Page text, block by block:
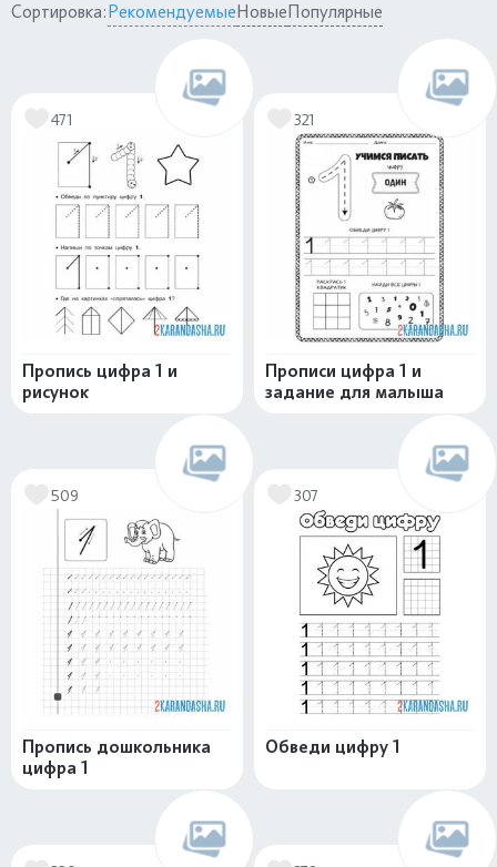
1.
Сортировка:РекомендуемыеНовыеПопулярные
471
Пропись цифра 1 и
рисунок
321
Прописи цифра 1 и
задание для малыша
509
Пропись дошкольника
цифра 1
307
Обведи цифру 1